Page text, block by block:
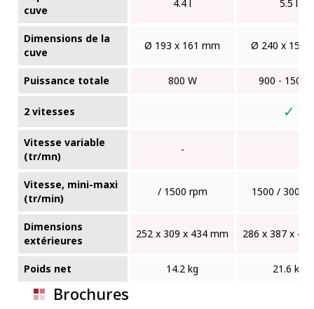
cuve
4.4 l 5.5 l
Dimensions de la
cuve
Ø 193 x 161 mm Ø 240 x 150
Puissance totale 800 W 900 - 1500
2 vitesses ✓
Vitesse variable
(tr/mn)
-
Vitesse, mini-maxi
(tr/min)
/ 1500 rpm 1500 / 3000
Dimensions
extérieures
252 x 309 x 434 mm 286 x 387 x
Poids net 14.2 kg 21.6 kg
Brochures